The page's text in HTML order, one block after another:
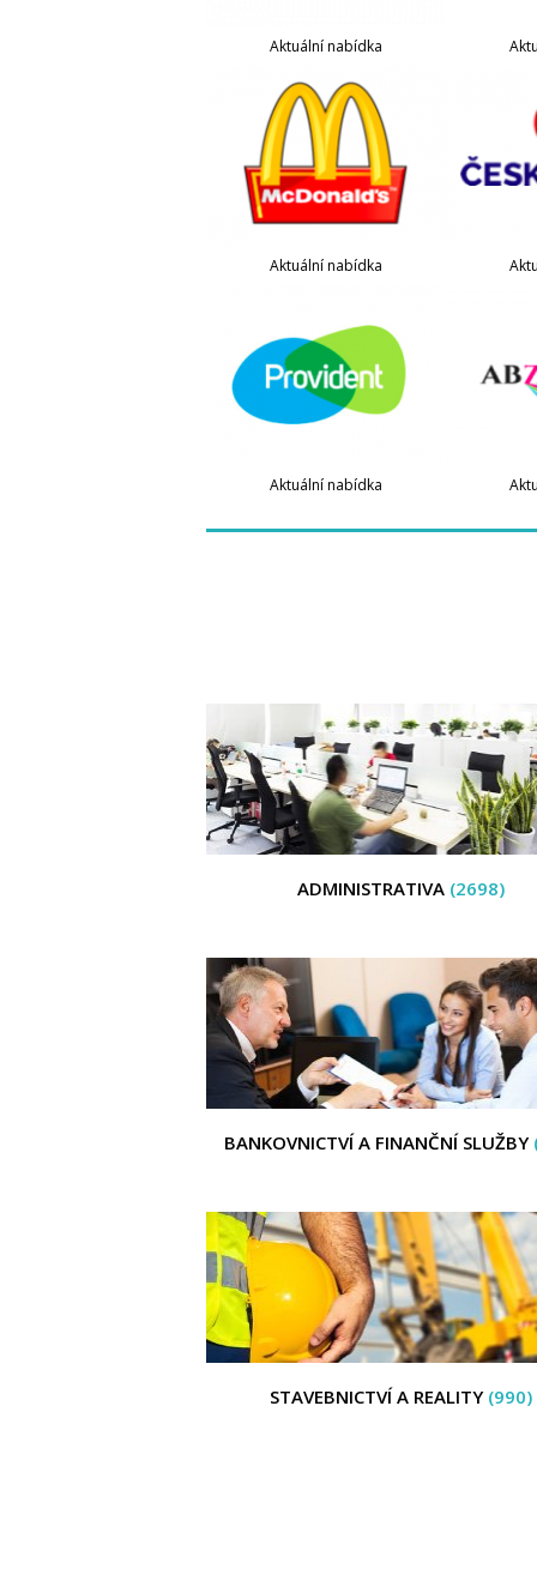
Aktuální nabídka
Aktuální nabídka
Aktuální nabídka
ADMINISTRATIVA (2698)
BANKOVNICTVÍ A FINANČNÍ SLUŽBY
STAVEBNICTVÍ A REALITY (990)